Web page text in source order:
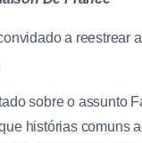
a reestrear
sobre o assunto
histórias comuns